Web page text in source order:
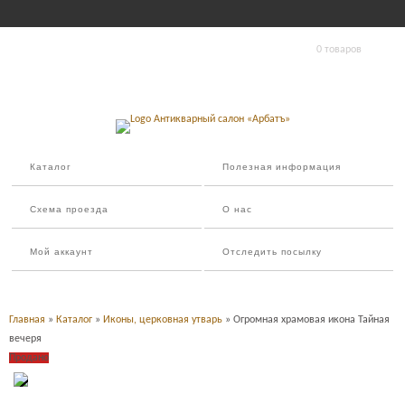
0 товаров
Каталог Полезная информация
Схема проезда О нас
Мой аккаунт Отследить посылку
Главная » Каталог » Иконы, церковная утварь » Огромная храмовая икона Тайная
вечеря
Продано